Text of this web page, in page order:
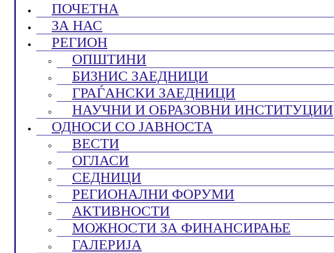
ПОЧЕТНА
ЗА НАС
РЕГИОН
ОПШТИНИ
БИЗНИС ЗАЕДНИЦИ
ГРАЃАНСКИ ЗАЕДНИЦИ
НАУЧНИ И ОБРАЗОВНИ ИНСТИТУЦИИ
ОДНОСИ СО ЈАВНОСТА
ВЕСТИ
ОГЛАСИ
СЕДНИЦИ
РЕГИОНАЛНИ ФОРУМИ
АКТИВНОСТИ
МОЖНОСТИ ЗА ФИНАНСИРАЊЕ
ГАЛЕРИЈА